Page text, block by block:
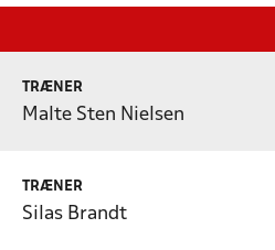
TRÆNER
Malte Sten Nielsen
TRÆNER
Silas Brandt